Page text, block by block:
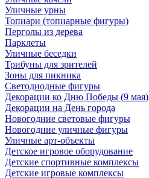
Уличные урны
Топиари (топиарные фигуры)
Перголы из дерева
Парклеты
Уличные беседки
Трибуны для зрителей
Зоны для пикника
Светодиодные фигуры
Декорации ко Дню Победы (9 мая)
Декорации на День города
Новогодние световые фигуры
Новогодние уличные фигуры
Уличные арт-объекты
Детское игровое оборудование
Детские спортивные комплексы
Детские игровые комплексы